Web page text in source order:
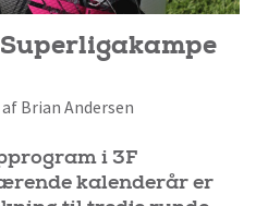
Brian Andersen
i 3F
kalenderår er